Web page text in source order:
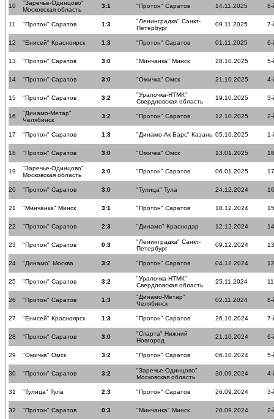
10
"Заречье-Одинцово"
Московская область
3:1 "Протон" Саратов 14.11.2025 8-
11 "Протон" Саратов 1:3
"Ленинградка" Санкт-
Петербург
09.11.2025 7-
12 "Енисей" Красноярск 1:3 "Протон" Саратов 01.11.2025 6-
13 "Протон" Саратов 3:0 "Минчанка" Минск 28.10.2025 5-
14 "Протон" Саратов 3:0 "Омичка" Омск 21.10.2025 4-
15 "Протон" Саратов 3:2
"Уралочка-НТМК"
Свердловская область
19.10.2025 3-
16
"Динамо-Метар"
Челябинск
3:2 "Протон" Саратов 12.10.2025 2-
17 "Протон" Саратов 1:3 "Динамо-Ак Барс" Казань 05.10.2025
18 "Протон" Саратов 3:0 "Омичка" Омск 13.01.2025
19
"Заречье-Одинцово"
Московская область
3:0 "Протон" Саратов 06.01.2025
20 "Протон" Саратов 3:0 "Тулица" Тула 24.12.2024
21 "Минчанка" Минск 3:1 "Протон" Саратов 18.12.2024
22 "Протон" Саратов 2:3 "Динамо" Краснодар 12.12.2024
23 "Протон" Саратов 0:3
"Ленинградка" Санкт-
Петербург
09.12.2024
24 "Динамо" Москва 3:2 "Протон" Саратов 04.12.2024
25 "Протон" Саратов 3:2
"Уралочка-НТМК"
Свердловская область
25.11.2024
26 "Протон" Саратов 1:3
"Динамо-Метар"
Челябинск
02.11.2024 8-
27 "Енисей" Красноярск 1:3 "Протон" Саратов 26.10.2024 7-
28 "Протон" Саратов 3:0
"Спарта" Нижний
Новгород
21.10.2024 6-
29 "Омичка" Омск 3:2 "Протон" Саратов 06.10.2024 5-
30 "Протон" Саратов 3:2
"Заречье-Одинцово"
Московская область
30.09.2024 4-
31 "Тулица" Тула 2:3 "Протон" Саратов 26.09.2024 3-
32 "Протон" Саратов 0:3 "Минчанка" Минск 20.09.2024 2-